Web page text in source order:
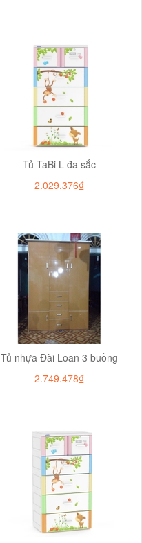
Tủ TaBi L đa sắc
2.029.376₫
Tủ nhựa Đài Loan 3 buồng
2.749.478₫